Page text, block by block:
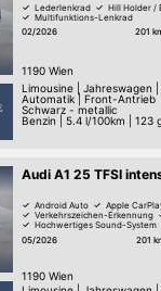
Lederlenkrad
Hill Holder /
Multifunktions-Lenkrad
02/2026
201
1190 Wien
Limousine| Jahreswagen
Automatik| Front-Antrieb
Schwarz - metallic
Benzin
5.4 l/100km 123
Audi A1 25 TFSI
Android Auto
Apple
Verkehrszeichen-Erkennung
Hochwertiges Sound-System
Müdigkeitserkennung
05/2026 201
1190 Wien